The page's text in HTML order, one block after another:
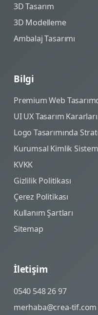
3D Tasarım
3D Modelleme
Ambalaj Tasarımı
Bilgi
Premium Web
UI UX Tasarım Kararları
Logo Tasarımında
Kurumsal Kimlik
KVKK
Gizlilik Politikası
Çerez Politikası
Kullanım Şartları
Sitemap
İletişim
0540 548 26 97
merhaba@crea-tif.com